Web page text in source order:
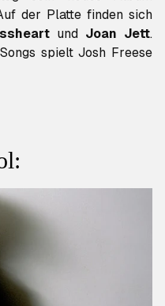
der Platte finden sich
und Joan Jett.
spielt Josh Freese